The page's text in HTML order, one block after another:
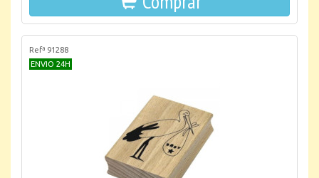
Refª 91288
ENVIO 24H